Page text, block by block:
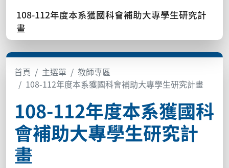
108-112年度本系獲國科會補助大專學生研究計
畫
首頁 主選單
教師專區
108-112年度本系獲國科會補助大專學生研究計畫
108-112年度本系獲國科
會補助大專學生研究計
畫